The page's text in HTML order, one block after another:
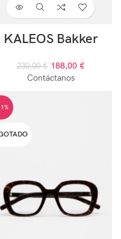
KALEOS Bakker
230,00€ 188,00 €
Contáctanos